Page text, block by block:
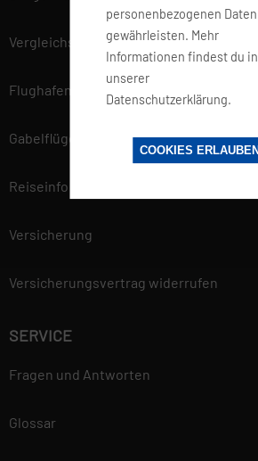
personenbezogenen Daten
gewährleisten. Mehr
Informationen findest du in
unserer
Datenschutzerklärung.
COOKIES ERLAUBEN
Vergleichsportal
Flughafen Informationen
Gabelflüge
Reiseinfo
Versicherung
Versicherungsvertrag widerrufen
SERVICE
Fragen und Antworten
Glossar